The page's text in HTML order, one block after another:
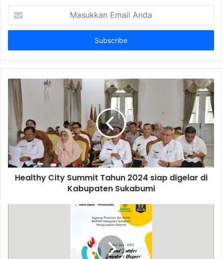
Email
Anda
Healthy City Summit Tahun 2024 siap digelar di
Kabupaten Sukabumi